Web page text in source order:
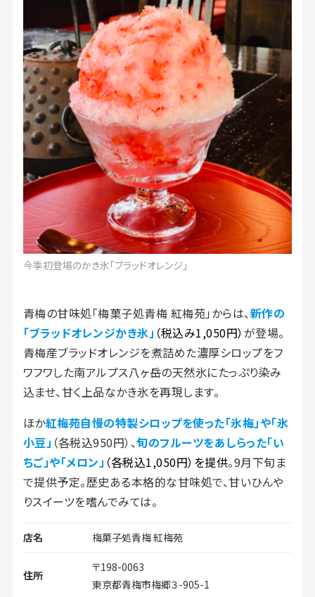
今季初登場のかき氷「ブラッドオレンジ」
青梅の甘味処「梅菓子処青梅 紅梅苑」からは、新作の
「ブラッドオレンジかき氷」 （税込み1,050円） が登場。
青梅産ブラッドオレンジを煮詰めた濃厚シロップをフ
ワフワした南アルプス八ヶ岳の天然氷にたっぷり染み
込ませ、甘く上品なかき氷を再現します。
ほか紅梅苑自慢の特製シロップを使った「氷梅」や「氷
小豆」 （各税込950円）、旬のフルーツをあしらった「い
ちご」や「メロン」 （各税込1,050円）を提供。9月下旬ま
で提供予定。歴史ある本格的な甘味処で、甘いひんや
りスイーツを嗜んでみては。
店名 梅菓子処青梅 紅梅苑
住所
〒198-0063
東京都青梅市梅郷３-905-1